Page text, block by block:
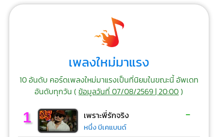
เพลงใหม่มาแรง
10 อันดับ คอร์ดเพลงใหม่มาแรงเป็นที่นิยมในขณะนี้ อัพเดท
อันดับทุกวัน (ข้อมูลวันที่ 07/08/2569 | 20:00)
1 เพราะพี่รักจริง
หนึ่ง บีเคแบนด์
-